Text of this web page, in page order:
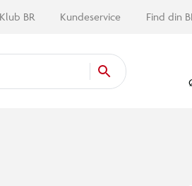
Klub BR Kundeservice Find din